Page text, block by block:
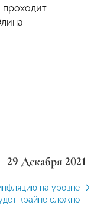
проходит
29 Декабря 2021
на уровне
крайне сложно